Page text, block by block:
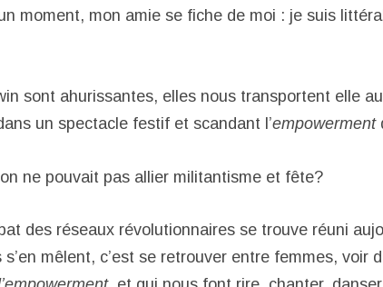
moment, mon amie se fiche de moi : je suis
sont ahurissantes, elles nous transportent elle
un spectacle festif et scandant l’empowerment
ne pouvait pas allier militantisme et fête?
des réseaux révolutionnaires se trouve réuni
s’en mêlent, c’est se retrouver entre femmes, voir